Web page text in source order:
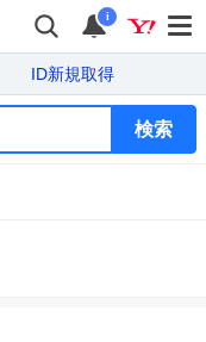
i
ID新規取得
検索